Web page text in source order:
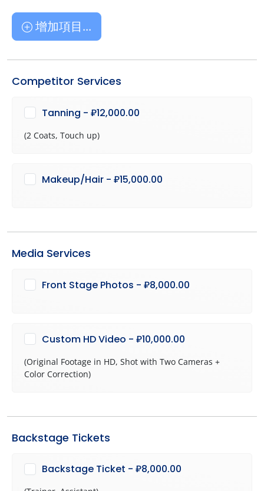
增加項目...
Competitor Services
Tanning - ₽12,000.00
(2 Coats, Touch up)
Makeup/Hair - ₽15,000.00
Media Services
Front Stage Photos - ₽8,000.00
Custom HD Video - ₽10,000.00
(Original Footage in HD, Shot with Two Cameras +
Color Correction)
Backstage Tickets
Backstage Ticket - ₽8,000.00